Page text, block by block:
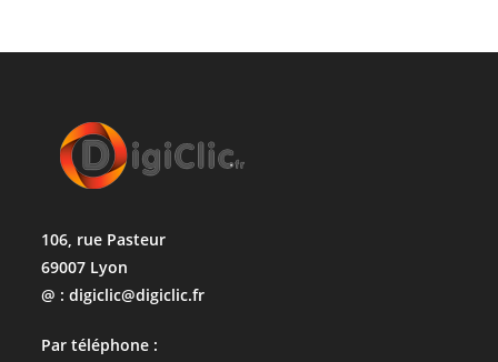
106, rue Pasteur
69007 Lyon
@ : digiclic@digiclic.fr
Par téléphone :